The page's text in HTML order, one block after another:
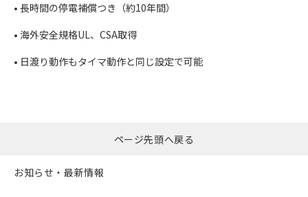
• 長時間の停電補償つき（約10年間）
• 海外安全規格UL、CSA取得
• 日渡り動作もタイマ動作と同じ設定で可能
ページ先頭へ戻る
お知らせ・最新情報